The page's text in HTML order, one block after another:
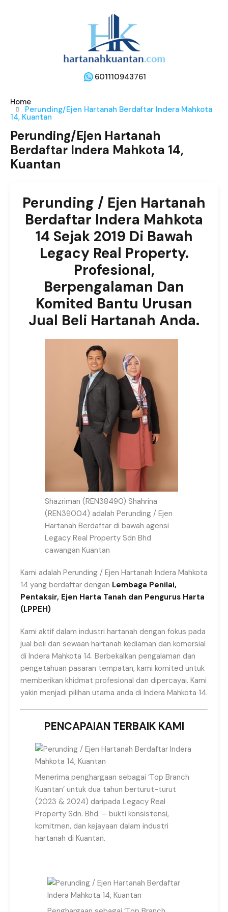
601110943761
Home
Perunding/Ejen Hartanah Berdaftar Indera Mahkota
14, Kuantan
Perunding/Ejen Hartanah
Berdaftar Indera Mahkota 14,
Kuantan
Perunding / Ejen Hartanah
Berdaftar Indera Mahkota
14 Sejak 2019 Di Bawah
Legacy Real Property.
Profesional,
Berpengalaman Dan
Komited Bantu Urusan
Jual Beli Hartanah Anda.
Shazriman (REN38490) Shahrina
(REN39004) adalah Perunding / Ejen
Hartanah Berdaftar di bawah agensi
Legacy Real Property Sdn Bhd
cawangan Kuantan
Kami adalah Perunding / Ejen Hartanah Indera Mahkota
14 yang berdaftar dengan Lembaga Penilai,
Pentaksir, Ejen Harta Tanah dan Pengurus Harta
(LPPEH)
Kami aktif dalam industri hartanah dengan fokus pada
jual beli dan sewaan hartanah kediaman dan komersial
di Indera Mahkota 14. Berbekalkan pengalaman dan
pengetahuan pasaran tempatan, kami komited untuk
memberikan khidmat profesional dan dipercayai. Kami
yakin menjadi pilihan utama anda di Indera Mahkota 14.
PENCAPAIAN TERBAIK KAMI
Menerima penghargaan sebagai ‘Top Branch
Kuantan’ untuk dua tahun berturut-turut
(2023 & 2024) daripada Legacy Real
Property Sdn. Bhd. – bukti konsistensi,
komitmen, dan kejayaan dalam industri
hartanah di Kuantan.